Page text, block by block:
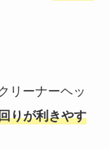
リーナーヘッ
りが利きやす